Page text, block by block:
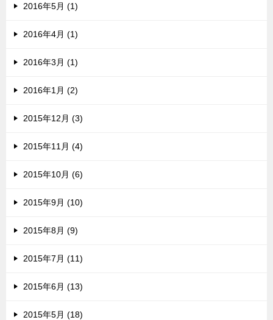
2016年5月 (1)
2016年4月 (1)
2016年3月 (1)
2016年1月 (2)
2015年12月 (3)
2015年11月 (4)
2015年10月 (6)
2015年9月 (10)
2015年8月 (9)
2015年7月 (11)
2015年6月 (13)
2015年5月 (18)